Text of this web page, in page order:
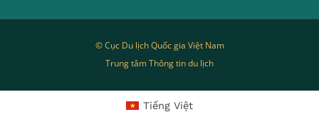
© Cục Du lịch Quốc gia Việt Nam
Trung tâm Thông tin du lịch
Tiếng Việt